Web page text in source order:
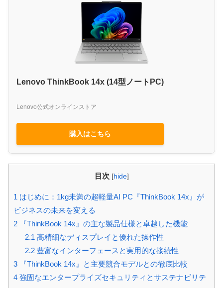
Lenovo ThinkBook 14x (14型ノートPC)
Lenovo公式オンラインストア
購入はこちら
目次 [hide]
1 はじめに：1kg未満の超軽量AI PC『ThinkBook 14x』が
ビジネスの未来を変える
2 『ThinkBook 14x』の主な製品仕様と卓越した機能
2.1 高精細なディスプレイと優れた操作性
2.2豊富なインターフェースと実用的な接続性
3 『ThinkBook 14x』と主要競合モデルとの徹底比較
4 強固なエンタープライズセキュリティとサステナビリテ